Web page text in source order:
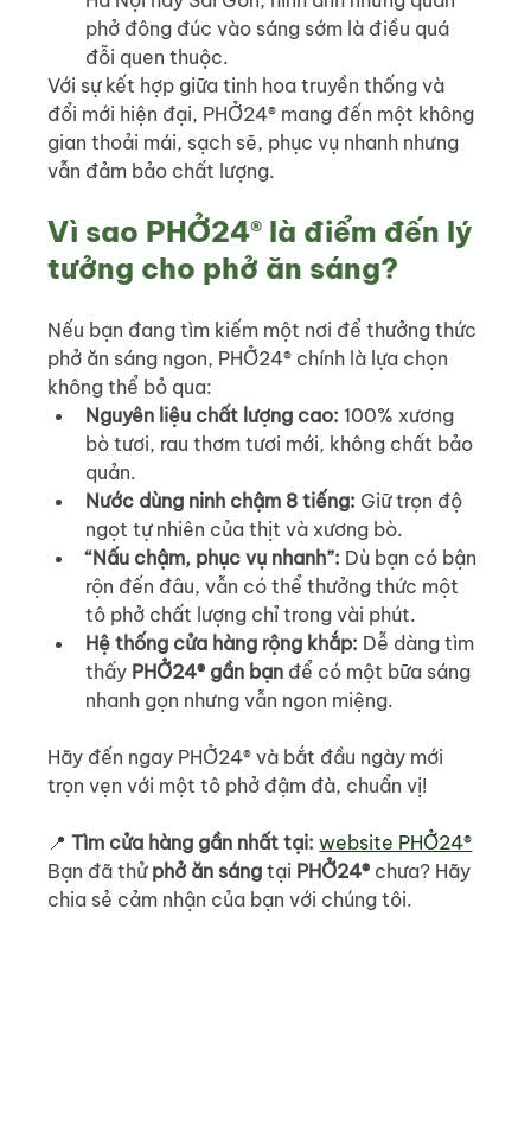
phở đông đúc vào sáng sớm là điều quá
đỗi quen thuộc.
Với sự kết hợp giữa tinh hoa truyền thống và
đổi mới hiện đại, PHỞ24® mang đến một không
gian thoải mái, sạch sẽ, phục vụ nhanh nhưng
vẫn đảm bảo chất lượng.
Vì sao PHỞ24® là điểm đến lý
tưởng cho phở ăn sáng?
Nếu bạn đang tìm kiếm một nơi để thưởng thức
phở ăn sáng ngon, PHỞ24® chính là lựa chọn
không thể bỏ qua:
Nguyên liệu chất lượng cao: 100% xương
bò tươi, rau thơm tươi mới, không chất bảo
quản.
Nước dùng ninh chậm 8 tiếng: Giữ trọn độ
ngọt tự nhiên của thịt và xương bò.
“Nấu chậm, phục vụ nhanh”: Dù bạn có bận
rộn đến đâu, vẫn có thể thưởng thức một
tô phở chất lượng chỉ trong vài phút.
Hệ thống cửa hàng rộng khắp: Dễ dàng tìm
thấy PHỞ24® gần bạn để có một bữa sáng
nhanh gọn nhưng vẫn ngon miệng.
Hãy đến ngay PHỞ24® và bắt đầu ngày mới
trọn vẹn với một tô phở đậm đà, chuẩn vị!
📍 Tìm cửa hàng gần nhất tại: website PHỞ24®
Bạn đã thử phở ăn sáng tại PHỞ24® chưa? Hãy
chia sẻ cảm nhận của bạn với chúng tôi.